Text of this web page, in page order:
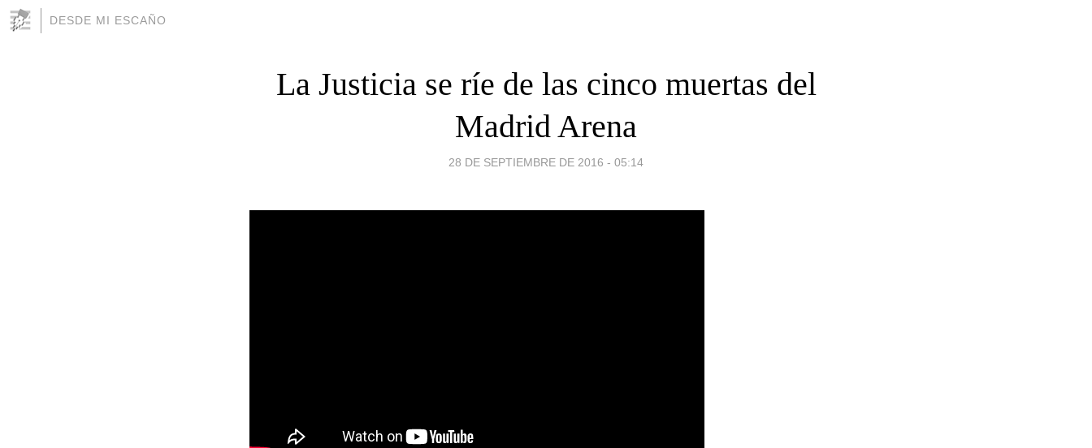
DESDE MI ESCAÑO
La Justicia se ríe de las cinco muertas del
Madrid Arena
28 DE SEPTIEMBRE DE 2016 - 05:14